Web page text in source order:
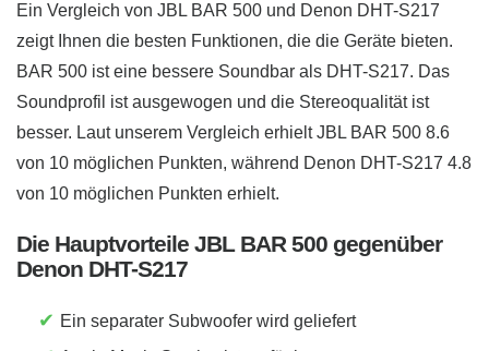
Ein Vergleich von JBL BAR 500 und Denon DHT-S217
zeigt Ihnen die besten Funktionen, die die Geräte bieten.
BAR 500 ist eine bessere Soundbar als DHT-S217. Das
Soundprofil ist ausgewogen und die Stereoqualität ist
besser. Laut unserem Vergleich erhielt JBL BAR 500 8.6
von 10 möglichen Punkten, während Denon DHT-S217 4.8
von 10 möglichen Punkten erhielt.
Die Hauptvorteile JBL BAR 500 gegenüber
Denon DHT-S217
✔ Ein separater Subwoofer wird geliefert